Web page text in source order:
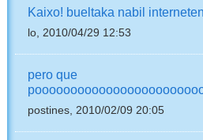
Kaixo! bueltaka nabil
lo, 2010/04/29 12:53
pero que
postines, 2010/02/09 20:05